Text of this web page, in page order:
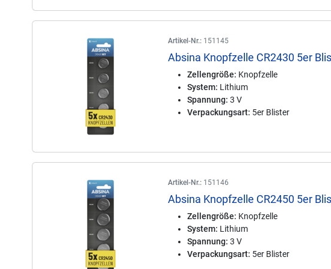
Artikel-Nr.: 151145
Absina Knopfzelle CR2430 5er
Zellengröße: Knopfzelle
System: Lithium
Spannung: 3 V
Verpackungsart: 5er Blister
Artikel-Nr.: 151146
Absina Knopfzelle CR2450 5er
Zellengröße: Knopfzelle
System: Lithium
Spannung: 3 V
Verpackungsart: 5er Blister